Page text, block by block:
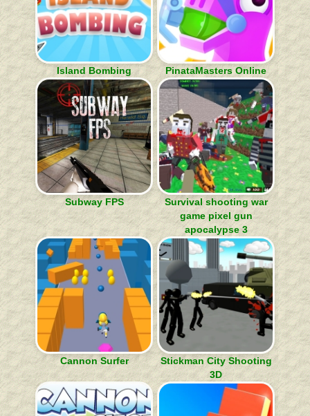
Island Bombing PinataMasters Online
Subway FPS
Survival shooting war
game pixel gun
apocalypse 3
Cannon Surfer
Stickman City Shooting
3D